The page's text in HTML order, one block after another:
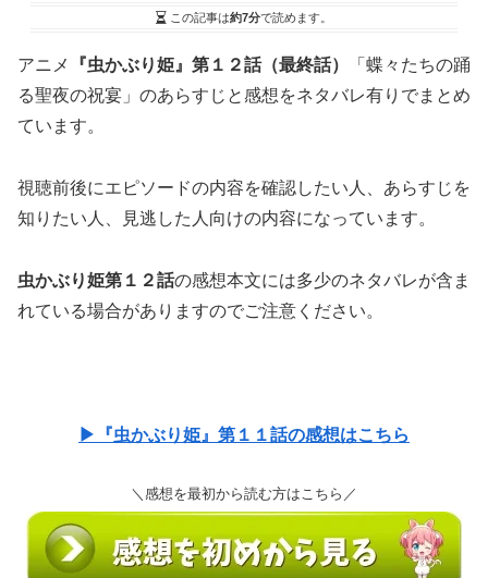
この記事は約7分で読めます。
アニメ 『虫かぶり姫』第１２話（最終話）
「蝶々たちの踊
る聖夜の祝宴」のあらすじと感想をネタバレ有りでまとめ
ています。
視聴前後にエピソードの内容を確認したい人、あらすじを
知りたい人、見逃した人向けの内容になっています。
虫かぶり姫第１２話の感想本文には多少のネタバレが含ま
れている場合がありますのでご注意ください。
▶『虫かぶり姫』第１１話の感想はこちら
＼感想を最初から読む方はこちら／